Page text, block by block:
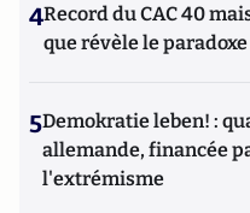
4Record du CAC 40
que révèle le
5Demokratie leben! :
allemande, financée
l'extrémisme